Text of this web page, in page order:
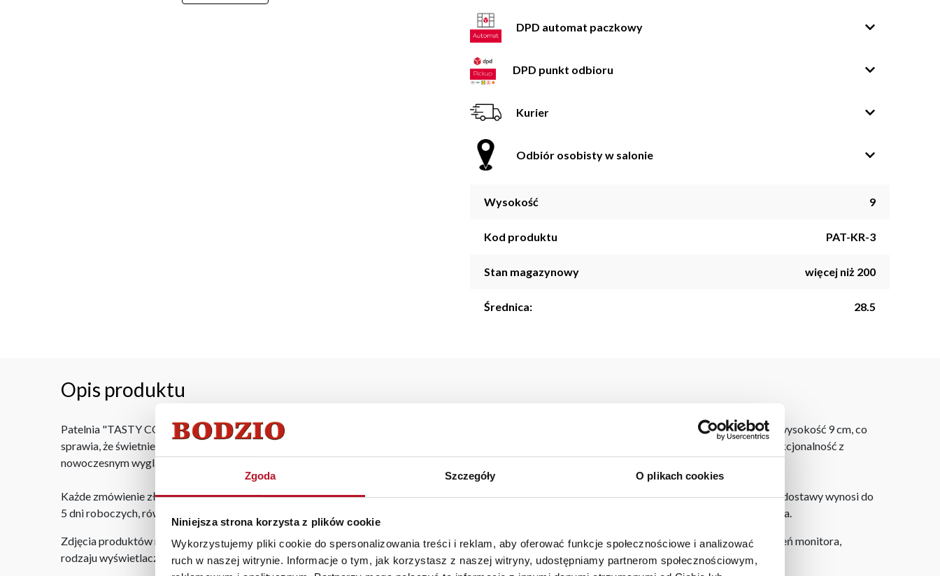
Zgoda Szczegóły O plikach cookies
Niniejsza strona korzysta z plików cookie
Wykorzystujemy pliki cookie do spersonalizowania treści i reklam, aby oferować funkcje społecznościowe i analizować
ruch w naszej witrynie. Informacje o tym, jak korzystasz z naszej witryny, udostępniamy partnerom społecznościowym,
DPD automat paczkowy
DPD punkt odbioru
Kurier
Odbiór osobisty w salonie
Wysokość 9
Kod produktu PAT-KR-3
Stan magazynowy więcej niż 200
Średnica: 28.5
Opis produktu
Patelnia "TASTY COOKING SAND"-3 w kolorze kremowym to pojemne i stylowe naczynie idealne do większych porcji. Jej średnica wynosi 28,5 cm, a wysokość 9 cm, co
sprawia, że świetnie sprawdzi się do smażenia, duszenia oraz przygotowywania dań jednogarnkowych. Elegancki kremowy kolor i wysoki rant łączą funkcjonalność z
nowoczesnym wyglądem.
Każde zmówienie złożone w sklepie stacjonarnym dostarczymy do 3 dni roboczych na terenie całej Polski. W przypadku zamówień internetowych czas dostawy wynosi do
5 dni roboczych, również na terenie całego kraju. Wszystkie zamówienia powyżej 1000 zł dostarczamy gratis niezależnie od miejsca złożenia zamówienia.
Zdjęcia produktów mają charakter poglądowy. Rzeczywiste kolory i struktura materiałów mogą różnić się od widocznych na ekranie, zależnie od ustawień monitora,
rodzaju wyświetlacza i oświetlenia.